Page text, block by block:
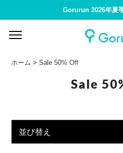
Gorurun 2026年夏
ホーム >Sale 50% Off
Sale